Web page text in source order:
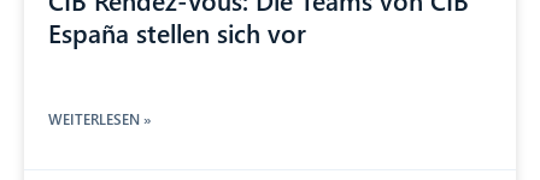
España stellen sich vor
WEITERLESEN »